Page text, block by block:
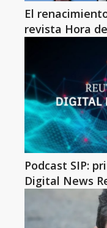
El
revista Hora
Podcast SIP:
Digital News